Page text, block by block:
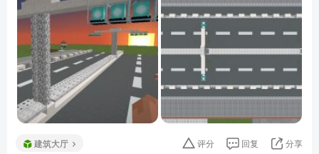
建筑大厅 评分 回复 分享